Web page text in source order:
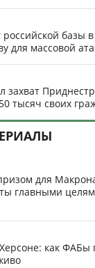
российской базы
для массовой
захват
тысяч своих
для
главными
как ФАБы